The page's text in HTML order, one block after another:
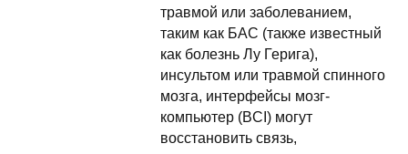
травмой или заболеванием,
таким как БАС (также известный
как болезнь Лу Герига),
инсультом или травмой спинного
мозга, интерфейсы мозг-
компьютер (BCI) могут
восстановить связь,